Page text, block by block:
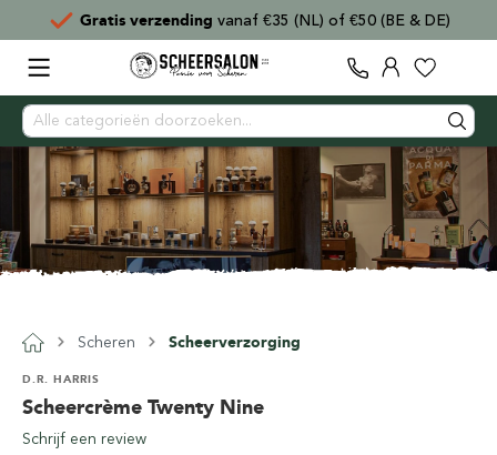
Gratis verzending vanaf €35 (NL) of €50 (BE & DE)
Scheren Scheerverzorging
Scheercrème Twenty Nine
D.R. HARRIS
Schrijf een review